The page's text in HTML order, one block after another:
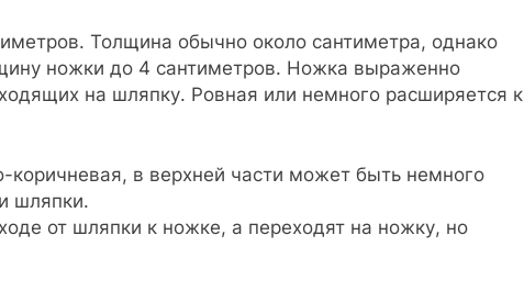
Толщина обычно около сантиметра, однако
ножки до 4 сантиметров. Ножка выраженно
на шляпку. Ровная или немного расширяется к
коричневая, в верхней части может быть немного
шляпки.
от шляпки к ножке, а переходят на ножку, но